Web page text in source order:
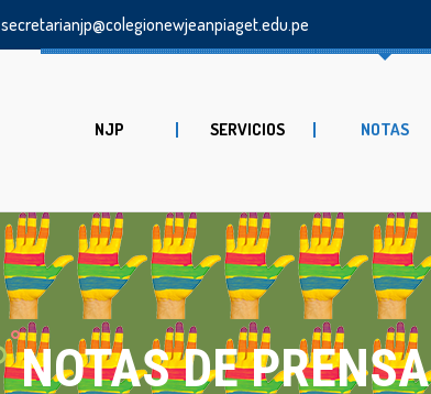
secretarianjp@colegionewjeanpiaget.edu.pe
NJP SERVICIOS NOTAS
NOTAS DE PRENSA